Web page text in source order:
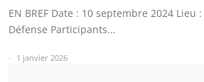
EN BREF Date : 10 septembre 2024 Lieu
Défense Participants…
1 janvier 2026